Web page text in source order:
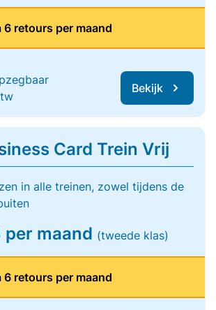
6 retours per maand
Bekijk
Card Trein Vrij
in alle treinen, zowel tijdens de
maand (tweede klas)
6 retours per maand